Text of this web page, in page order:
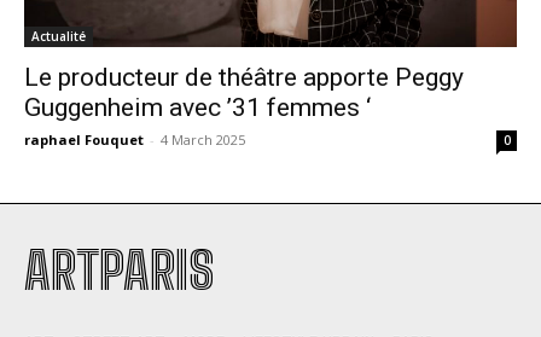
Actualité
Le producteur de théâtre apporte Peggy
Guggenheim avec ’31 femmes ‘
raphael Fouquet - 4 March 2025 0
ARTPARIS